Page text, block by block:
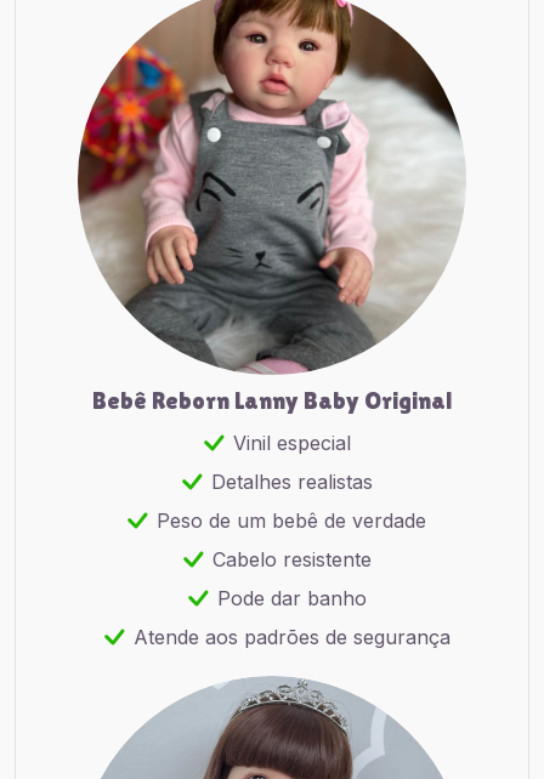
Bebê Reborn Lanny Baby Original
Vinil especial
Detalhes realistas
Peso de um bebê de verdade
Cabelo resistente
Pode dar banho
Atende aos padrões de segurança